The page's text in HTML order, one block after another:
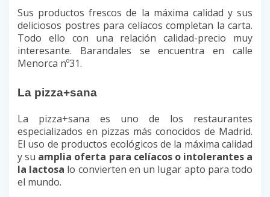
Sus productos frescos de la máxima calidad y sus
deliciosos postres para celíacos completan la carta.
Todo ello con una relación calidad-precio muy
interesante. Barandales se encuentra en calle
Menorca nº31.
La pizza+sana
La pizza+sana es uno de los restaurantes
especializados en pizzas más conocidos de Madrid.
El uso de productos ecológicos de la máxima calidad
y su amplia oferta para celíacos o intolerantes a
la lactosa lo convierten en un lugar apto para todo
el mundo.